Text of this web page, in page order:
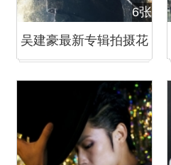
6张
吴建豪最新专辑拍摄花